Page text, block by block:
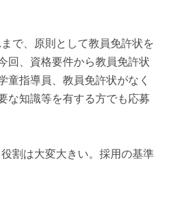
で、原則として教員免許状を
回、資格要件から教員免許状
童指導員、教員免許状がなく
な知識等を有する方でも応募
割は大変大きい。採用の基準